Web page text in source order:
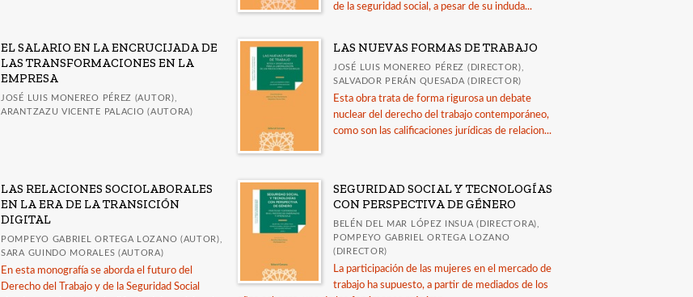
de la seguridad social, a pesar de su induda...
EL SALARIO EN LA ENCRUCIJADA DE
LAS TRANSFORMACIONES EN LA
EMPRESA
JOSÉ LUIS MONEREO PÉREZ (AUTOR),
ARANTZAZU VICENTE PALACIO (AUTORA)
LAS NUEVAS FORMAS DE TRABAJO
JOSÉ LUIS MONEREO PÉREZ (DIRECTOR),
SALVADOR PERÁN QUESADA (DIRECTOR)
Esta obra trata de forma rigurosa un debate
nuclear del derecho del trabajo contemporáneo,
como son las calificaciones jurídicas de relacion...
LAS RELACIONES SOCIOLABORALES
EN LA ERA DE LA TRANSICIÓN
DIGITAL
POMPEYO GABRIEL ORTEGA LOZANO (AUTOR),
SARA GUINDO MORALES (AUTORA)
En esta monografía se aborda el futuro del
Derecho del Trabajo y de la Seguridad Social
SEGURIDAD SOCIAL Y TECNOLOGÍAS
CON PERSPECTIVA DE GÉNERO
BELÉN DEL MAR LÓPEZ INSUA (DIRECTORA),
POMPEYO GABRIEL ORTEGA LOZANO
(DIRECTOR)
La participación de las mujeres en el mercado de
trabajo ha supuesto, a partir de mediados de los